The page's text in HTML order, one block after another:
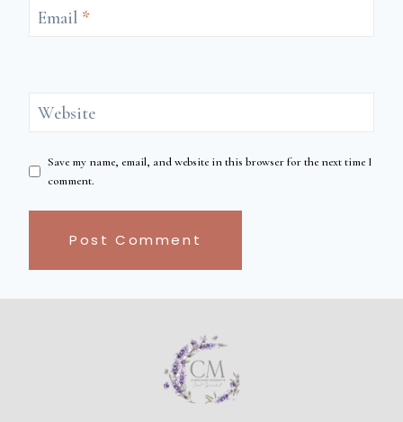
Email *
Website
Save my name, email, and website in this browser for the next time I
comment.